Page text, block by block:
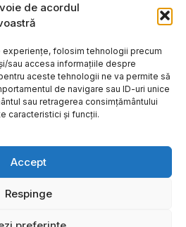
de acordul
experiențe, folosim tehnologii precum
sau accesa informațiile despre
aceste tehnologii ne va permite să
de navigare sau ID-uri unice
sau retragerea consimțământului
caracteristici și funcții.
Accept
Respinge
©2026